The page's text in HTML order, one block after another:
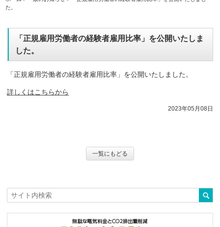
た。
「正規雇用労働者の経験者雇用比率」を公開いたしま
した。
「正規雇用労働者の経験者雇用比率」を公開いたしました。
詳しくはこちらから
2023年05月08日
一覧にもどる